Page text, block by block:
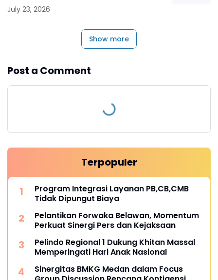
July 23, 2026
Show more
Post a Comment
Terpopuler
Program Integrasi Layanan PB,CB,CMB
Tidak Dipungut Biaya
Pelantikan Forwaka Belawan, Momentum
Perkuat Sinergi Pers dan Kejaksaan
Pelindo Regional 1 Dukung Khitan Massal
Memperingati Hari Anak Nasional
Sinergitas BMKG Medan dalam Focus
Group Discussion Rencana Kontigensi